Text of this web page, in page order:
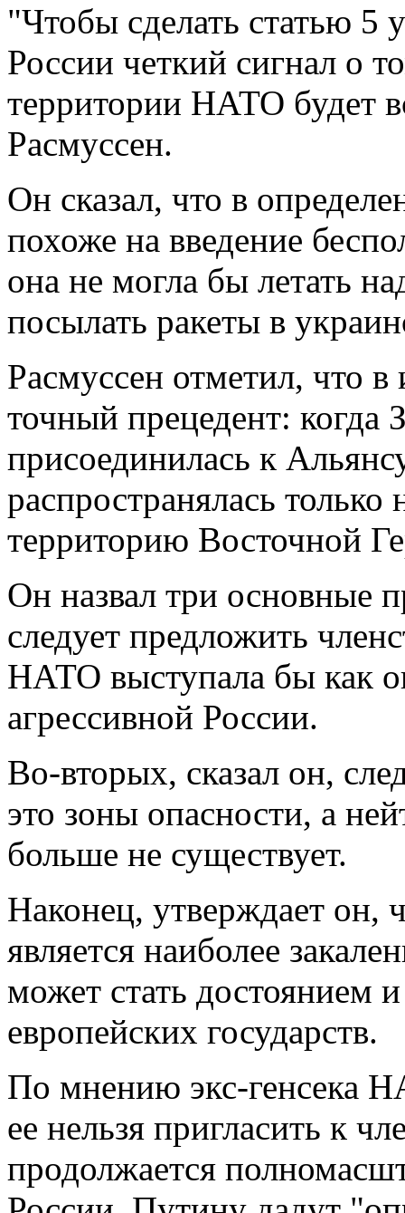
"Чтобы сделать статью 5
России четкий сигнал о
территории НАТО будет
Расмуссен.
Он сказал, что в
похоже на введение
она не могла бы летать
посылать ракеты в
Расмуссен отметил, что в
точный прецедент: когда
присоединилась к
распространялась
территорию Восточной
Он назвал три основные
следует предложить
НАТО выступала бы как
агрессивной России.
Во-вторых, сказал он,
это зоны опасности, а
больше не существует.
Наконец, утверждает он,
является наиболее
может стать достоянием
европейских государств.
По мнению экс-генсека
ее нельзя пригласить к
продолжается